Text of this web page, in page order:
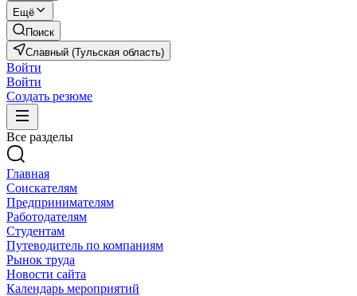
Ещё
Поиск
Славный (Тульская область)
Войти
Войти
Создать резюме
Все разделы
Главная
Соискателям
Предпринимателям
Работодателям
Студентам
Путеводитель по компаниям
Рынок труда
Новости сайта
Календарь мероприятий